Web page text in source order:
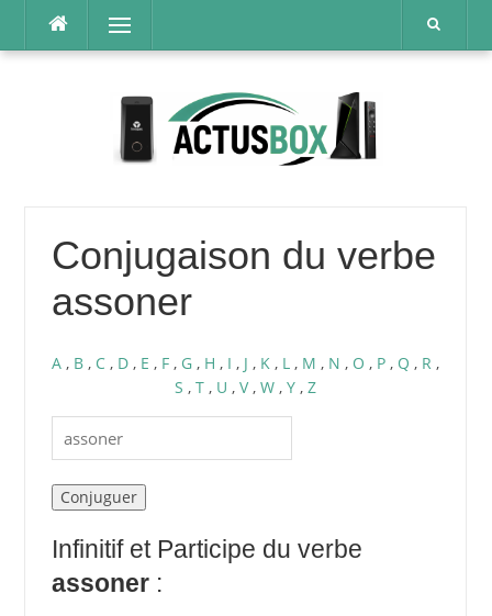
contenu
Menu
Conjugaison du verbe
assoner
A , B , C , D , E , F , G , H , I , J , K , L , M , N , O , P , Q , R ,
S , T , U , V, W , Y , Z
Infinitif et Participe du verbe
assoner: